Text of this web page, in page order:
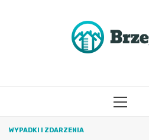
WYPADKI I ZDARZENIA